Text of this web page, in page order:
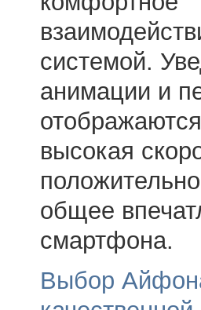
системой.
анимации и
высокая
общее
смартфона.
Выбор